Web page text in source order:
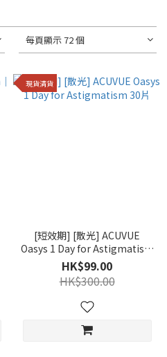
每頁顯示 72 個
現貨清貨
[短效期] [散光] ACUVUE
Oasys 1 Day for Astigmatism
30片
HK$99.00
HK$300.00